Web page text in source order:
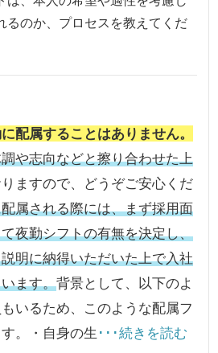
るのか、プロセスを教えてくだ
配属することはありません。
や志向などと擦り合わせた上
りますので、どうぞご安心くだ
属される際には、まず採用面
夜勤シフトの有無を決定し、
明に納得いただいた上で入社
ます。背景として、以下のよ
いるため、このような配属フ
。・自身の生 ･･･続きを読む